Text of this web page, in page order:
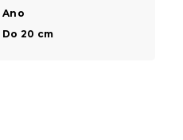
Ano
Do 20 cm